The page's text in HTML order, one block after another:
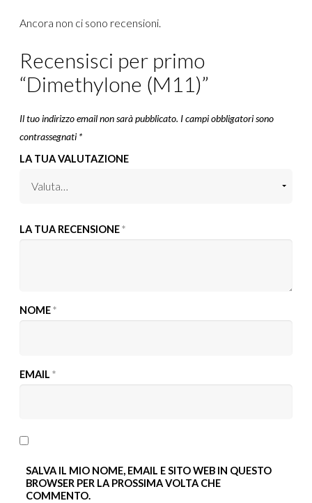
Ancora non ci sono recensioni.
Recensisci per primo
“Dimethylone (M11)”
Il tuo indirizzo email non sarà pubblicato. I campi obbligatori sono
contrassegnati *
LA TUA VALUTAZIONE
LA TUA RECENSIONE*
NOME*
EMAIL*
SALVA IL MIO NOME, EMAIL E SITO WEB IN QUESTO
BROWSER PER LA PROSSIMA VOLTA CHE
COMMENTO.